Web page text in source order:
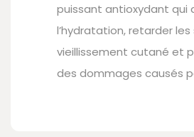
puissant antioxydant qui
l’hydratation, retarder les
vieillissement cutané et
des dommages causés